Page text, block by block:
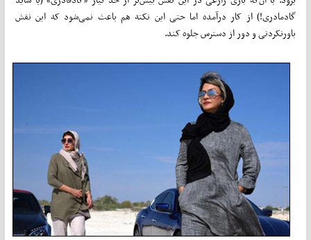
گادمادری!) از کار درآمده اما حتی این نکته هم باعث نمی‌شود که این نقش
باورنکردنی و دور از دسترس جلوه کند.